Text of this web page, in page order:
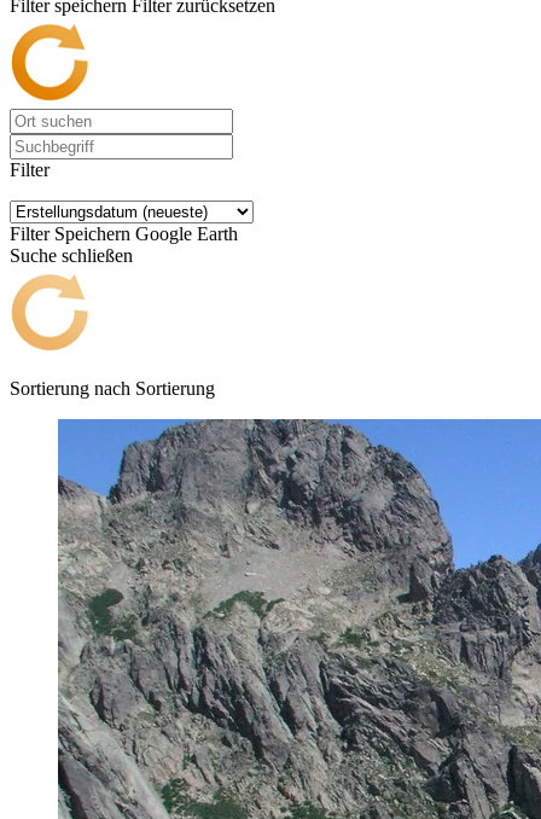
Filter speichern Filter zurücksetzen
Filter
Filter Speichern Google Earth
Suche schließen
Sortierung nach Sortierung